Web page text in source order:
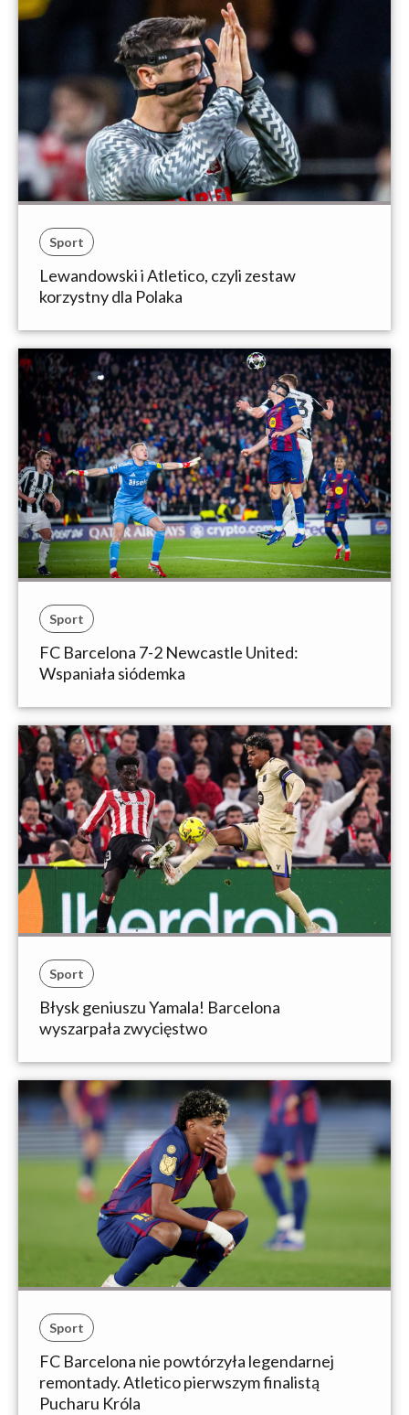
Sport
Lewandowski i Atletico, czyli zestaw
korzystny dla Polaka
Sport
FC Barcelona 7-2 Newcastle United:
Wspaniała siódemka
Sport
Błysk geniuszu Yamala! Barcelona
wyszarpała zwycięstwo
Sport
FC Barcelona nie powtórzyła legendarnej
remontady. Atletico pierwszym finalistą
Pucharu Króla